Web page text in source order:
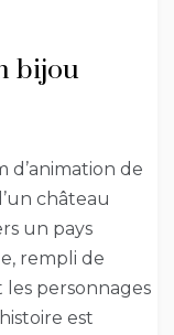
bijou
d’animation de
château
un pays
rempli de
les personnages
est